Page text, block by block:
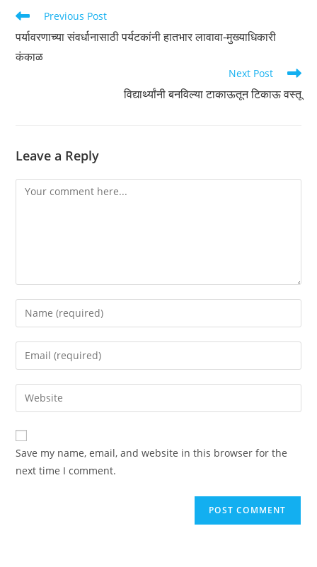
Read
more
articles
Previous Post
पर्यावरणाच्या संवर्धानासाठी पर्यटकांनी हातभार लावावा-मुख्याधिकारी
कंकाळ
Next Post
विद्यार्थ्यांनी बनविल्या टाकाऊतून टिकाऊ वस्तू
Leave a Reply
Comment
Enter
your
name
comment
Enter
your
email
address
comment
Enter
your
website
URL
(optional)
Save my name, email, and website in this browser for the
next time I comment.